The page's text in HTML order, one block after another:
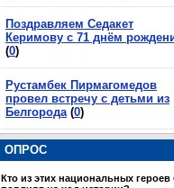
Поздравляем Седакет
Керимову с 71 днём
(0)
Рустамбек Пирмагомедов
провел встречу с детьми из
Белгорода (0)
ОПРОС
Кто из этих национальных